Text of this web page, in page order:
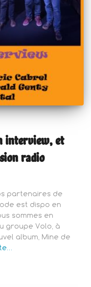
interview, et
radio
partenaires de
est dispo en
sommes en
groupe Volo, à
album, Mine de